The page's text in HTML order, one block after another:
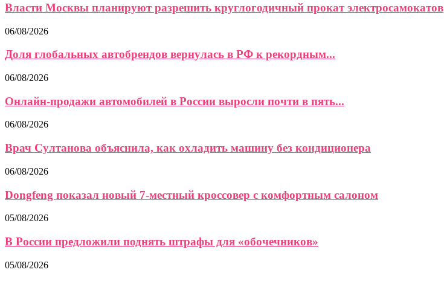
Власти Москвы планируют разрешить круглогодичный прокат электросамокатов
06/08/2026
Доля глобальных автобрендов вернулась в РФ к рекордным...
06/08/2026
Онлайн-продажи автомобилей в России выросли почти в пять...
06/08/2026
Врач Султанова объяснила, как охладить машину без кондиционера
06/08/2026
Dongfeng показал новый 7-местный кроссовер с комфортным салоном
05/08/2026
В России предложили поднять штрафы для «обочечников»
05/08/2026